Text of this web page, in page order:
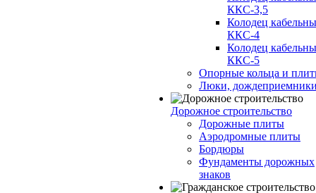
ККС-3,5
Колодец
ККС-4
Колодец
ККС-5
Опорные кольца и
Люки,
Дорожное строительство
Дорожные плиты
Аэродромные плиты
Бордюры
Фундаменты дорожных
знаков